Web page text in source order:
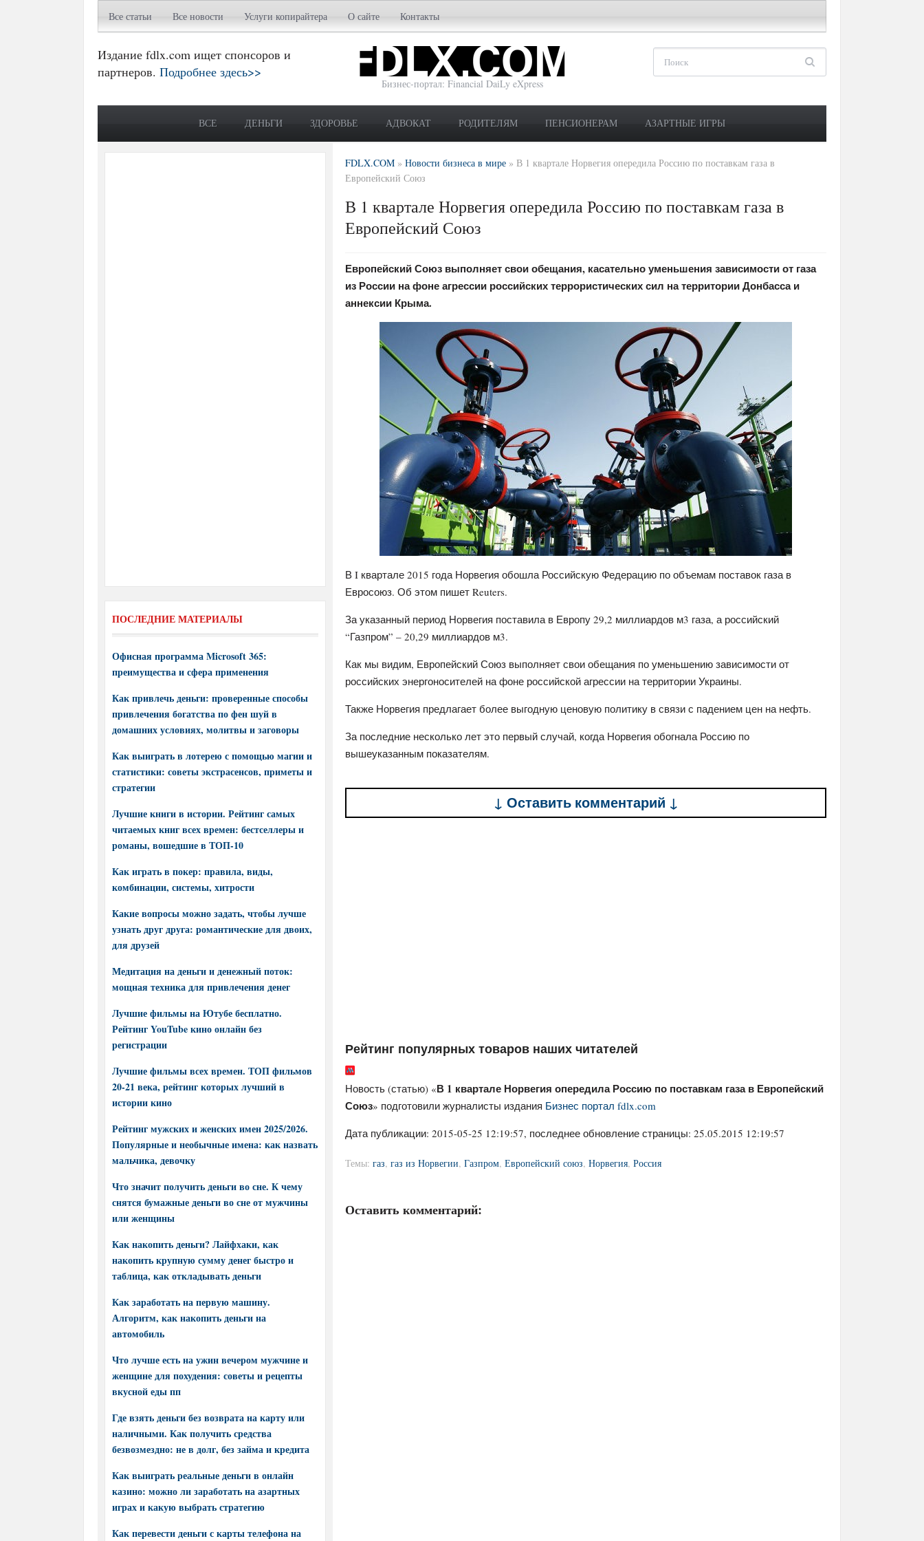
Все статьи Все новости Услуги копирайтера О сайте Контакты
Издание fdlx.com ищет спонсоров и
партнеров. Подробнее здесь>>
Бизнес-портал: Financial DaiLy eXpress
ВСЕ ДЕНЬГИ ЗДОРОВЬЕ АДВОКАТ РОДИТЕЛЯМ ПЕНСИОНЕРАМ АЗАРТНЫЕ ИГРЫ
FDLX.COM » Новости бизнеса в мире » В 1 квартале Норвегия опередила Россию по поставкам газа в
Европейский Союз
В 1 квартале Норвегия опередила Россию по поставкам газа в
Европейский Союз
Европейский Союз выполняет свои обещания, касательно уменьшения зависимости от газа
из России на фоне агрессии российских террористических сил на территории Донбасса и
аннексии Крыма.
В I квартале 2015 года Норвегия обошла Российскую Федерацию по объемам поставок газа в
Евросоюз. Об этом пишет Reuters.
За указанный период Норвегия поставила в Европу 29,2 миллиардов м3 газа, а российский
“Газпром” – 20,29 миллиардов м3.
Как мы видим, Европейский Союз выполняет свои обещания по уменьшению зависимости от
российских энергоносителей на фоне российской агрессии на территории Украины.
Также Норвегия предлагает более выгодную ценовую политику в связи с падением цен на нефть.
За последние несколько лет это первый случай, когда Норвегия обогнала Россию по
вышеуказанным показателям.
↓ Оставить комментарий ↓
Рейтинг популярных товаров наших читателей
Новость (статью) «В 1 квартале Норвегия опередила Россию по поставкам газа в Европейский
Союз» подготовили журналисты издания Бизнес портал fdlx.com
Дата публикации: 2015-05-25 12:19:57, последнее обновление страницы: 25.05.2015 12:19:57
Темы: газ, газ из Норвегии, Газпром, Европейский союз, Норвегия, Россия
Оставить комментарий:
ПОСЛЕДНИЕ МАТЕРИАЛЫ
Офисная программа Microsoft 365:
преимущества и сфера применения
Как привлечь деньги: проверенные способы
привлечения богатства по фен шуй в
домашних условиях, молитвы и заговоры
Как выиграть в лотерею с помощью магии и
статистики: советы экстрасенсов, приметы и
стратегии
Лучшие книги в истории. Рейтинг самых
читаемых книг всех времен: бестселлеры и
романы, вошедшие в ТОП-10
Как играть в покер: правила, виды,
комбинации, системы, хитрости
Какие вопросы можно задать, чтобы лучше
узнать друг друга: романтические для двоих,
для друзей
Медитация на деньги и денежный поток:
мощная техника для привлечения денег
Лучшие фильмы на Ютубе бесплатно.
Рейтинг YouTube кино онлайн без
регистрации
Лучшие фильмы всех времен. ТОП фильмов
20-21 века, рейтинг которых лучший в
истории кино
Рейтинг мужских и женских имен 2025/2026.
Популярные и необычные имена: как назвать
мальчика, девочку
Что значит получить деньги во сне. К чему
снятся бумажные деньги во сне от мужчины
или женщины
Как накопить деньги? Лайфхаки, как
накопить крупную сумму денег быстро и
таблица, как откладывать деньги
Как заработать на первую машину.
Алгоритм, как накопить деньги на
автомобиль
Что лучше есть на ужин вечером мужчине и
женщине для похудения: советы и рецепты
вкусной еды пп
Где взять деньги без возврата на карту или
наличными. Как получить средства
безвозмездно: не в долг, без займа и кредита
Как выиграть реальные деньги в онлайн
казино: можно ли заработать на азартных
играх и какую выбрать стратегию
Как перевести деньги с карты телефона на